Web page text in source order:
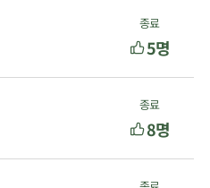
종료
5명
종료
8명